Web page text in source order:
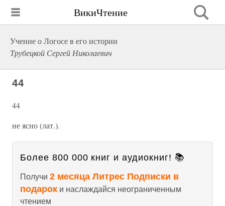
ВикиЧтение
Учение о Логосе в его истории
Трубецкой Сергей Николаевич
44
44
не ясно (лат.).
Более 800 000 книг и аудиокниг! 📚
Получи 2 месяца Литрес Подписки в
подарок и наслаждайся неограниченным
чтением